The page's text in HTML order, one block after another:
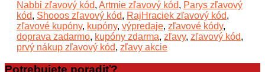
Nabbi zľavový kód, Artmie zľavový kód, Parys zľavový
kód, Shooos zľavový kód, RajHraciek zľavový kód,
zľavové kupóny, kupóny, výpredaje, zľavové kódy,
doprava zadarmo, kupóny zdarma, zľavy, zľavový kód,
prvý nákup zľavový kód, zľavy akcie